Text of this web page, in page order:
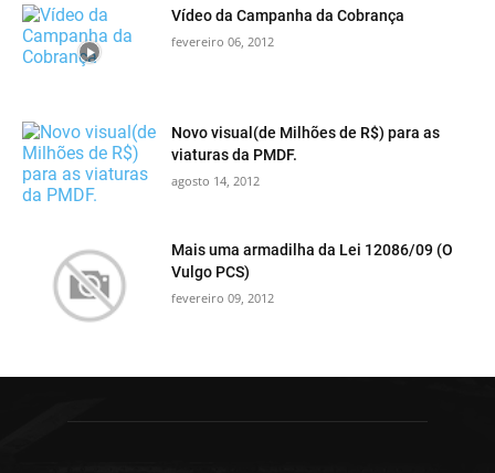
Vídeo da Campanha da Cobrança
fevereiro 06, 2012
Novo visual(de Milhões de R$) para as
viaturas da PMDF.
agosto 14, 2012
Mais uma armadilha da Lei 12086/09 (O
Vulgo PCS)
fevereiro 09, 2012